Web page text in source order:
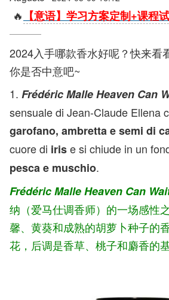
🔥 【意语】学习方案定制+课程
2024入手哪款香水好呢？快来看
你是否中意吧~
1. Frédéric Malle Heaven Can
sensuale di Jean-Claude Ellena
garofano, ambretta e semi di
cuore di irise si chiude in un
pesca e muschio.
Frédéric Malle Heaven Can
纳（爱马仕调香师）的一场感性
馨、黄葵和成熟的胡萝卜种子的
花，后调是香草、桃子和麝香的基